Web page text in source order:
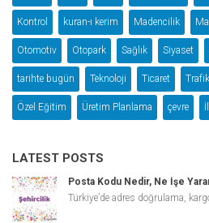
Kontrol kuran-ı kerim Madencilik
Otomotiv Otopark Sağlık Siyaset
tarihte bugün Teknoloji Ticaret Trafik
Özel Eğitim Üretim Planlama çevre
LATEST POSTS
Posta Kodu Nedir, Ne İşe Yarar
Türkiye’de adres doğrulama,